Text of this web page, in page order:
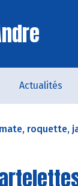
Actualités
roquette,